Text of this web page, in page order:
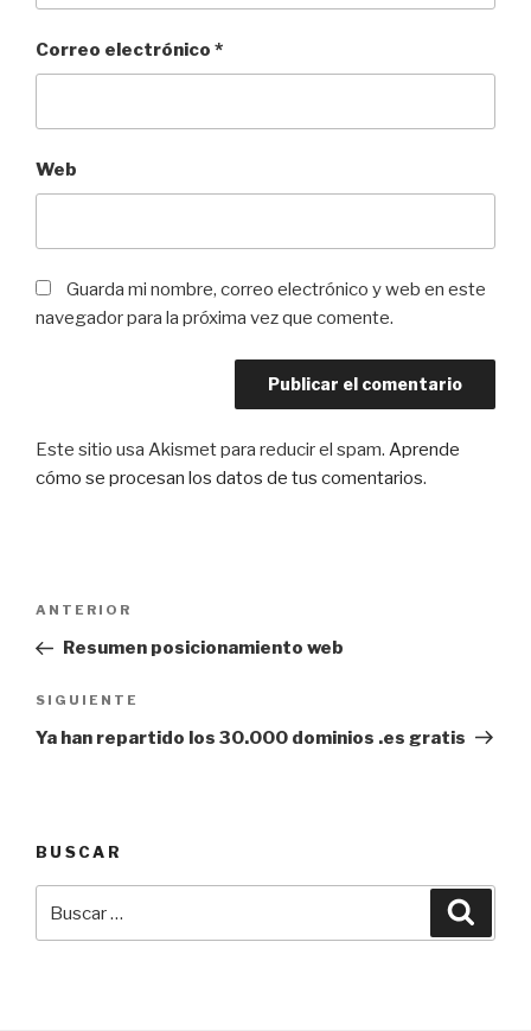
Correo electrónico *
Web
Guarda mi nombre, correo electrónico y web en este
navegador para la próxima vez que comente.
Este sitio usa Akismet para reducir el spam. Aprende
cómo se procesan los datos de tus comentarios.
entradas
Entrada
anterior:
ANTERIOR
Resumen posicionamiento web
Siguiente
entrada
SIGUIENTE
Ya han repartido los 30.000 dominios .es gratis
BUSCAR
por: